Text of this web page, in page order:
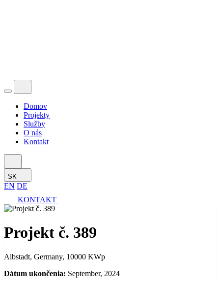
Domov
Projekty
Služby
O nás
Kontakt
SK
EN DE
KONTAKT
Projekt č. 389
Albstadt, Germany, 10000 KWp
Dátum ukončenia: September, 2024